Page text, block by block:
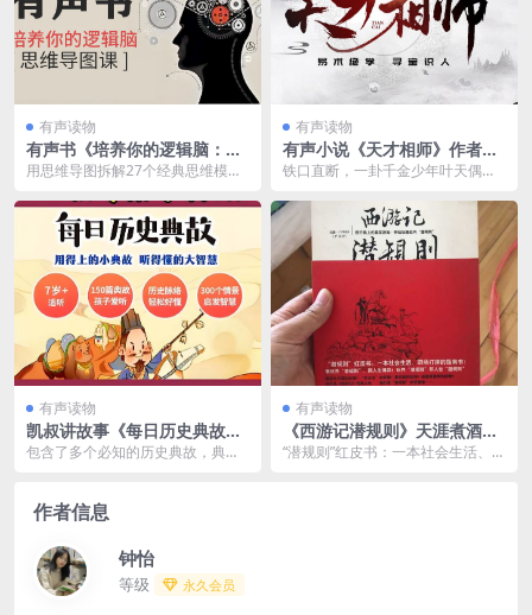
有声读物
有声书《培养你的逻辑脑：思
维导图课》夸克网盘下载
用思维导图拆解27个经典思维模
精准解决学习、工作、...
有声读物
有声小说《天才相师》作者：
打眼 主播：青雪 119集完结阿
铁口直断，一卦千金少年叶天偶得
变，为往圣继绝学乡村...
有声读物
凯叔讲故事《每日历史典故》
百度云网盘下载
包含了多个必知的历史典故，典故
有声读物
《西游记潜规则》天涯煮酒最
有价值的一篇文章[pdf]
“潜规则”红皮书：一本社会生活、职
作者信息
钟怡
等级 永久会员